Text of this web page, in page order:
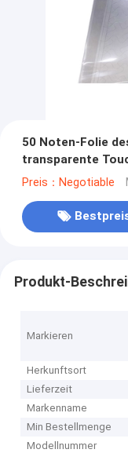
50 Noten-Folie
transparente
Preis：Negotiable
Produkt-
Markieren
Herkunftsort
Lieferzeit
Markenname
Min Bestellmenge
Modellnummer